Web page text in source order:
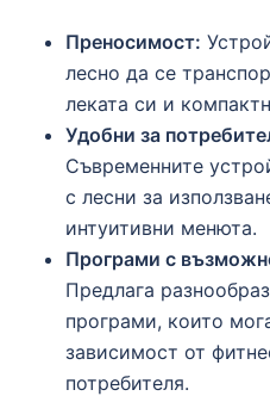
Преносимост:
лесно да се
леката си и
Удобни за
Съвременните
с лесни за
интуитивни менюта.
Програми с
Предлага
програми, които
зависимост от
потребителя.